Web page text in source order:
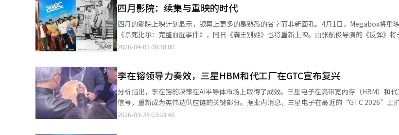
广“新潮流”加盟模式，提高加盟店盈利能力，并改善品牌形象。Korea Seven预计，这些组
将在今年开始显现成效。公司计划将今年作为业绩反弹的元年，重点加强如紫菜包饭、三明治
务等类别的竞争力。同时，将继续推进店铺改善活动，并加强高销售额和优质位置的精准选址
Korea Seven的相关人士表示：“去年我们建立了稳定的业务基础，并为新的飞跃做好了准备
流量，巩固提高销售和利润的管理体系，我们有信心实现显著的业绩改善。”※ 本报道经人工
四月影院：续集与重映的时代
四月的影院上映计划显示，银幕上更多的是熟悉的名字而非新面孔。4月1日，Megabox将重
《杀死比尔：完整血腥事件》，同日《霸王别姬》也将重新上映。由张航俊导演的《反弹》
Cinema将在8日推出《罗马假日》和《蒂凡尼的早餐》的4K修复版，15日上映金·凯瑞的《
下降，45.8%的受访者表示观影减少，原因包括票价高、缺乏好电影和OTT平台内容丰富。这
国影院也有类似趋势。根据KCRA的分析，过去五年美国票房前20名中，原创电影仅占12%
而，原创电影并非没有市场。AP报道《拯救计划》在2026年初创下非系列电影的开画纪录，
之一。关键在于是否愿意为原创电影提供足够的支持和信任。重映经典和系列电影并非问题，
时。观众逐渐认为“影院无新片可看”，这将使影院成为重复过去的场所。影院的春天不会因
2026-04-01 00:18:00
李在镕领导力奏效，三星HBM和代工厂在GTC宣布复兴
分析指出，李在镕的决策在AI半导体市场上取得了成效。三星电子在高带宽内存（HBM）和
信号，重新成为英伟达供应链的关键部分。据业内消息，三星电子在最近的“GTC 2026”上
关系，提高了其在AI半导体供应链中的地位。业内人士将此次活动视为三星半导体“重返主导
2026-03-25 03:03:45